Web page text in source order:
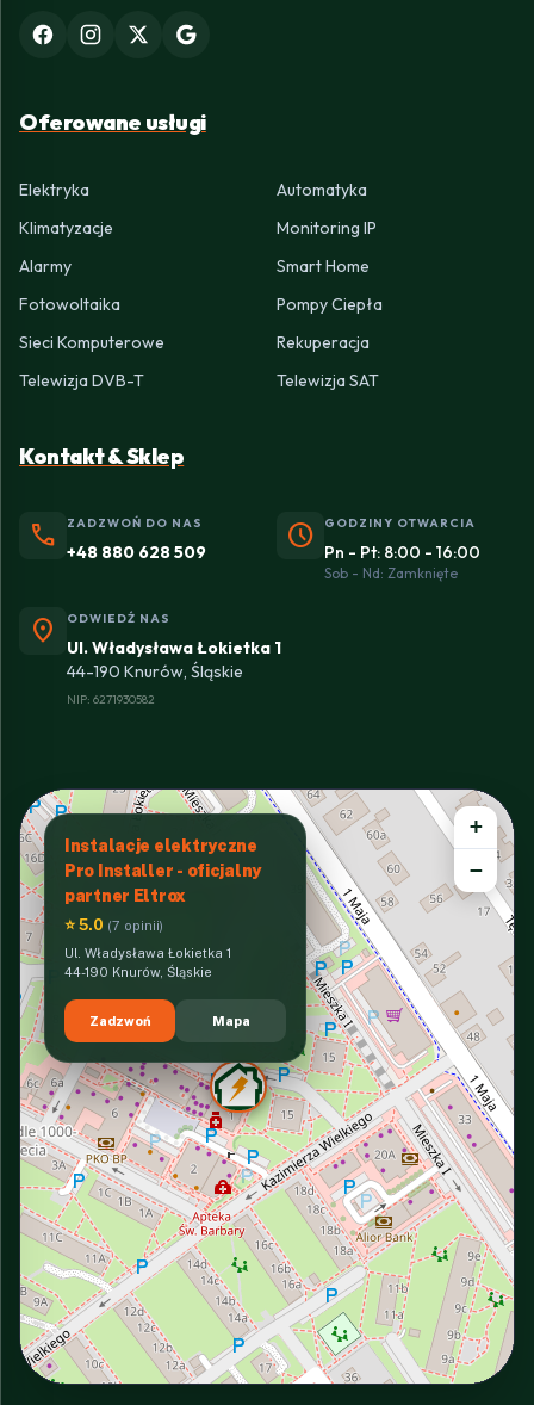
Oferowane usługi
Elektryka
Automatyka
Klimatyzacje
Monitoring IP
Alarmy
Smart Home
Fotowoltaika
Pompy Ciepła
Sieci Komputerowe
Rekuperacja
Telewizja DVB-T
Telewizja SAT
Kontakt & Sklep
phone ZADZWOŃ DO NAS
+48 880 628 509 schedule GODZINY OTWARCIA
Pn - Pt: 8:00 - 16:00
Sob - Nd: Zamknięte
location_on ODWIEDŹ NAS
Ul. Władysława Łokietka 1
44-190 Knurów, Śląskie
NIP: 6271930582
Instalacje elektryczne
Pro Installer - oficjalny
partner Eltrox
⭐ 5.0 (7 opinii)
Ul. Władysława Łokietka 1
44-190 Knurów, Śląskie
Zadzwoń Mapa
+
−
INTERACTIVE VIEW